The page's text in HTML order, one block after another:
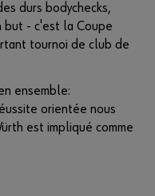
durs bodychecks,
but - c'est la Coupe
tournoi de club de
ensemble:
orientée nous
est impliqué comme